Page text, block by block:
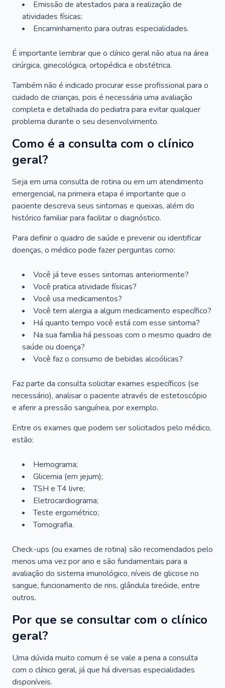
Emissão de atestados para a realização de
atividades físicas;
Encaminhamento para outras especialidades.
É importante lembrar que o clínico geral não atua na área
cirúrgica, ginecológica, ortopédica e obstétrica.
Também não é indicado procurar esse profissional para o
cuidado de crianças, pois é necessária uma avaliação
completa e detalhada do pediatra para evitar qualquer
problema durante o seu desenvolvimento.
Como é a consulta com o clínico
geral?
Seja em uma consulta de rotina ou em um atendimento
emergencial, na primeira etapa é importante que o
paciente descreva seus sintomas e queixas, além do
histórico familiar para facilitar o diagnóstico.
Para definir o quadro de saúde e prevenir ou identificar
doenças, o médico pode fazer perguntas como:
Você já teve esses sintomas anteriormente?
Você pratica atividade físicas?
Você usa medicamentos?
Você tem alergia a algum medicamento específico?
Há quanto tempo você está com esse sintoma?
Na sua família há pessoas com o mesmo quadro de
saúde ou doença?
Você faz o consumo de bebidas alcoólicas?
Faz parte da consulta solicitar exames específicos (se
necessário), analisar o paciente através de estetoscópio
e aferir a pressão sanguínea, por exemplo.
Entre os exames que podem ser solicitados pelo médico,
estão:
Hemograma;
Glicemia (em jejum);
TSH e T4 livre;
Eletrocardiograma;
Teste ergométrico;
Tomografia.
Check-ups (ou exames de rotina) são recomendados pelo
menos uma vez por ano e são fundamentais para a
avaliação do sistema imunológico, níveis de glicose no
sangue, funcionamento de rins, glândula tireóide, entre
outros.
Por que se consultar com o clínico
geral?
Uma dúvida muito comum é se vale a pena a consulta
com o clínico geral, já que há diversas especialidades
disponíveis.